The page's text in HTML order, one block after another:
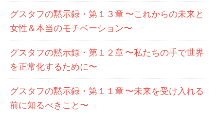
グスタフの黙示録・第１３章 〜これからの未来と
女性＆本当のモチベーション〜
グスタフの黙示録・第１２章 〜私たちの手で世界
を正常化するために〜
グスタフの黙示録・第１１章 〜未来を受け入れる
前に知るべきこと〜